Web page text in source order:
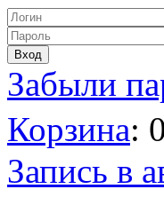
Забыли
Корзина: 0
Запись в